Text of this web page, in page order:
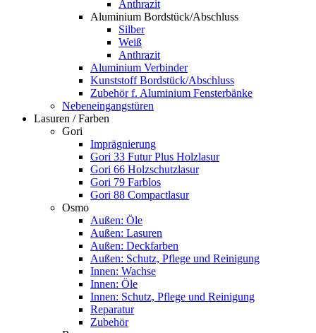
Anthrazit
Aluminium Bordstück/Abschluss
Silber
Weiß
Anthrazit
Aluminium Verbinder
Kunststoff Bordstück/Abschluss
Zubehör f. Aluminium Fensterbänke
Nebeneingangstüren
Lasuren / Farben
Gori
Imprägnierung
Gori 33 Futur Plus Holzlasur
Gori 66 Holzschutzlasur
Gori 79 Farblos
Gori 88 Compactlasur
Osmo
Außen: Öle
Außen: Lasuren
Außen: Deckfarben
Außen: Schutz, Pflege und Reinigung
Innen: Wachse
Innen: Öle
Innen: Schutz, Pflege und Reinigung
Reparatur
Zubehör